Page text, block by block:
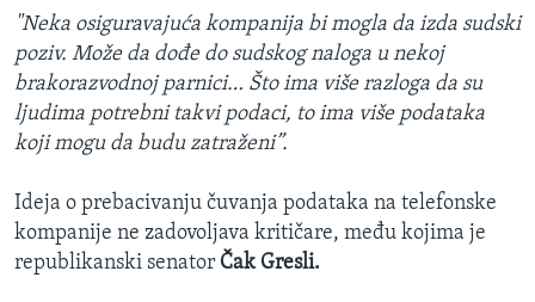
"Neka osiguravajuća kompanija bi mogla da izda sudski
poziv. Može da dođe do sudskog naloga u nekoj
brakorazvodnoj parnici… Što ima više razloga da su
ljudima potrebni takvi podaci, to ima više podataka
koji mogu da budu zatraženi”.
Ideja o prebacivanju čuvanja podataka na telefonske
kompanije ne zadovoljava kritičare, među kojima je
republikanski senator Čak Gresli.